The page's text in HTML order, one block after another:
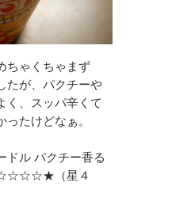
ちゃくちゃまず
たが、パクチーや
く、スッパ辛くて
たけどなぁ。
ドル パクチー香る
☆☆☆☆★（星４